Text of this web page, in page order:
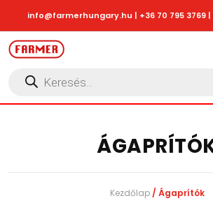
info@farmerhungary.hu | +36 70 795 3769|
Products
search
Kezdőlap/ Ágaprítók